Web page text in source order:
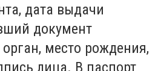
дата выдачи
документ
место рождения,
лица. В паспорт